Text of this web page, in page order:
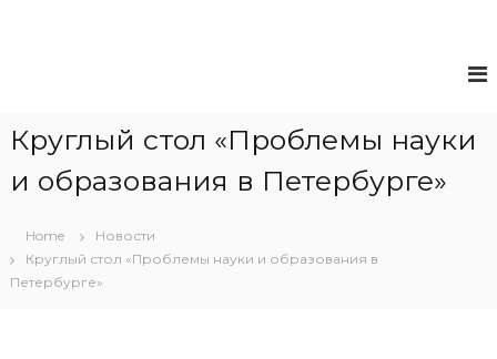
Круглый стол «Проблемы науки
и образования в Петербурге»
Home
Новости
Круглый стол «Проблемы науки и образования в
Петербурге»